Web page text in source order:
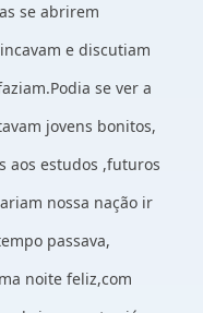
se abrirem
e discutiam
se ver a
jovens bonitos,
aos estudos ,futuros
nossa nação ir
passava,
noite feliz,com